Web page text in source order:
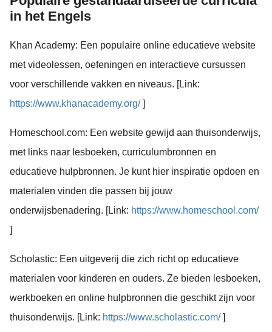
in het Engels
Khan Academy: Een populaire online educatieve website
met videolessen, oefeningen en interactieve cursussen
voor verschillende vakken en niveaus. [Link:
https://www.khanacademy.org/]
Homeschool.com: Een website gewijd aan thuisonderwijs,
met links naar lesboeken, curriculumbronnen en
educatieve hulpbronnen. Je kunt hier inspiratie opdoen en
materialen vinden die passen bij jouw
onderwijsbenadering. [Link: https://www.homeschool.com/
]
Scholastic: Een uitgeverij die zich richt op educatieve
materialen voor kinderen en ouders. Ze bieden lesboeken,
werkboeken en online hulpbronnen die geschikt zijn voor
thuisonderwijs. [Link: https://www.scholastic.com/]